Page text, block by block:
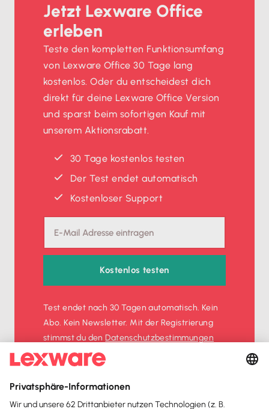
Jetzt Lexware Office
erleben
Teste den kompletten Funktionsumfang
von Lexware Office 30 Tage lang
kostenlos. Oder du entscheidest dich
direkt für deine Lexware Office Version
und sparst beim sofortigen Kauf mit
unserem Aktionsrabatt.
30 Tage kostenlos testen
Der Test endet automatisch
Kostenloser Support
Kostenlos testen
Test endet nach 30 Tagen automatisch. Kein
Abo. Kein Newsletter. Mit der Registrierung
stimmst du denDatenschutz­bestimmungen
und denAGBzu.
Sofort50%